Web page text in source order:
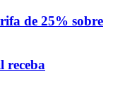
de 25% sobre
receba